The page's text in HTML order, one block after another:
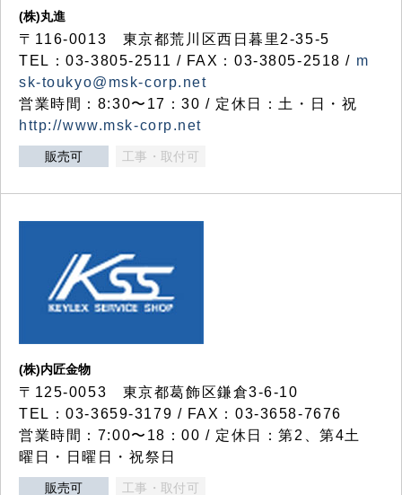
(株)丸進
〒116-0013 東京都荒川区西日暮里2-35-5
TEL：03-3805-2511 / FAX：03-3805-2518 / m
sk-toukyo@msk-corp.net
営業時間：8:30〜17：30 / 定休日：土・日・祝
http://www.msk-corp.net
販売可 工事・取付可
(株)内匠金物
〒125-0053 東京都葛飾区鎌倉3-6-10
TEL：03-3659-3179 / FAX：03-3658-7676
営業時間：7:00〜18：00 / 定休日：第2、第4土
曜日・日曜日・祝祭日
販売可 工事・取付可